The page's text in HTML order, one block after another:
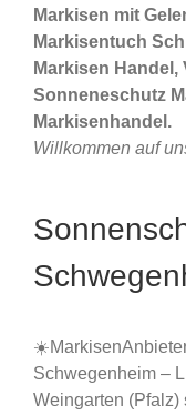
Markisen mit
Markisentuch
Markisen
Sonneneschutz
Markisenhandel.
Willkommen auf
Schwegenheim –
Weingarten (Pfalz)